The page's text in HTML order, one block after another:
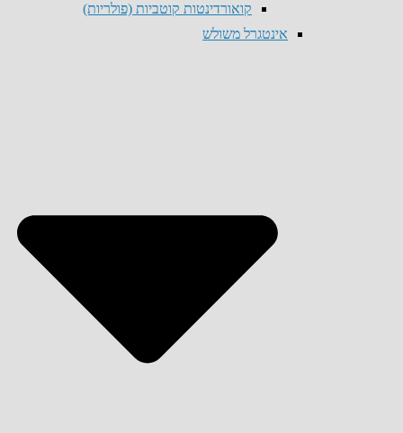
קואורדינטות קוטביות (פולריות)
אינטגרל משולש